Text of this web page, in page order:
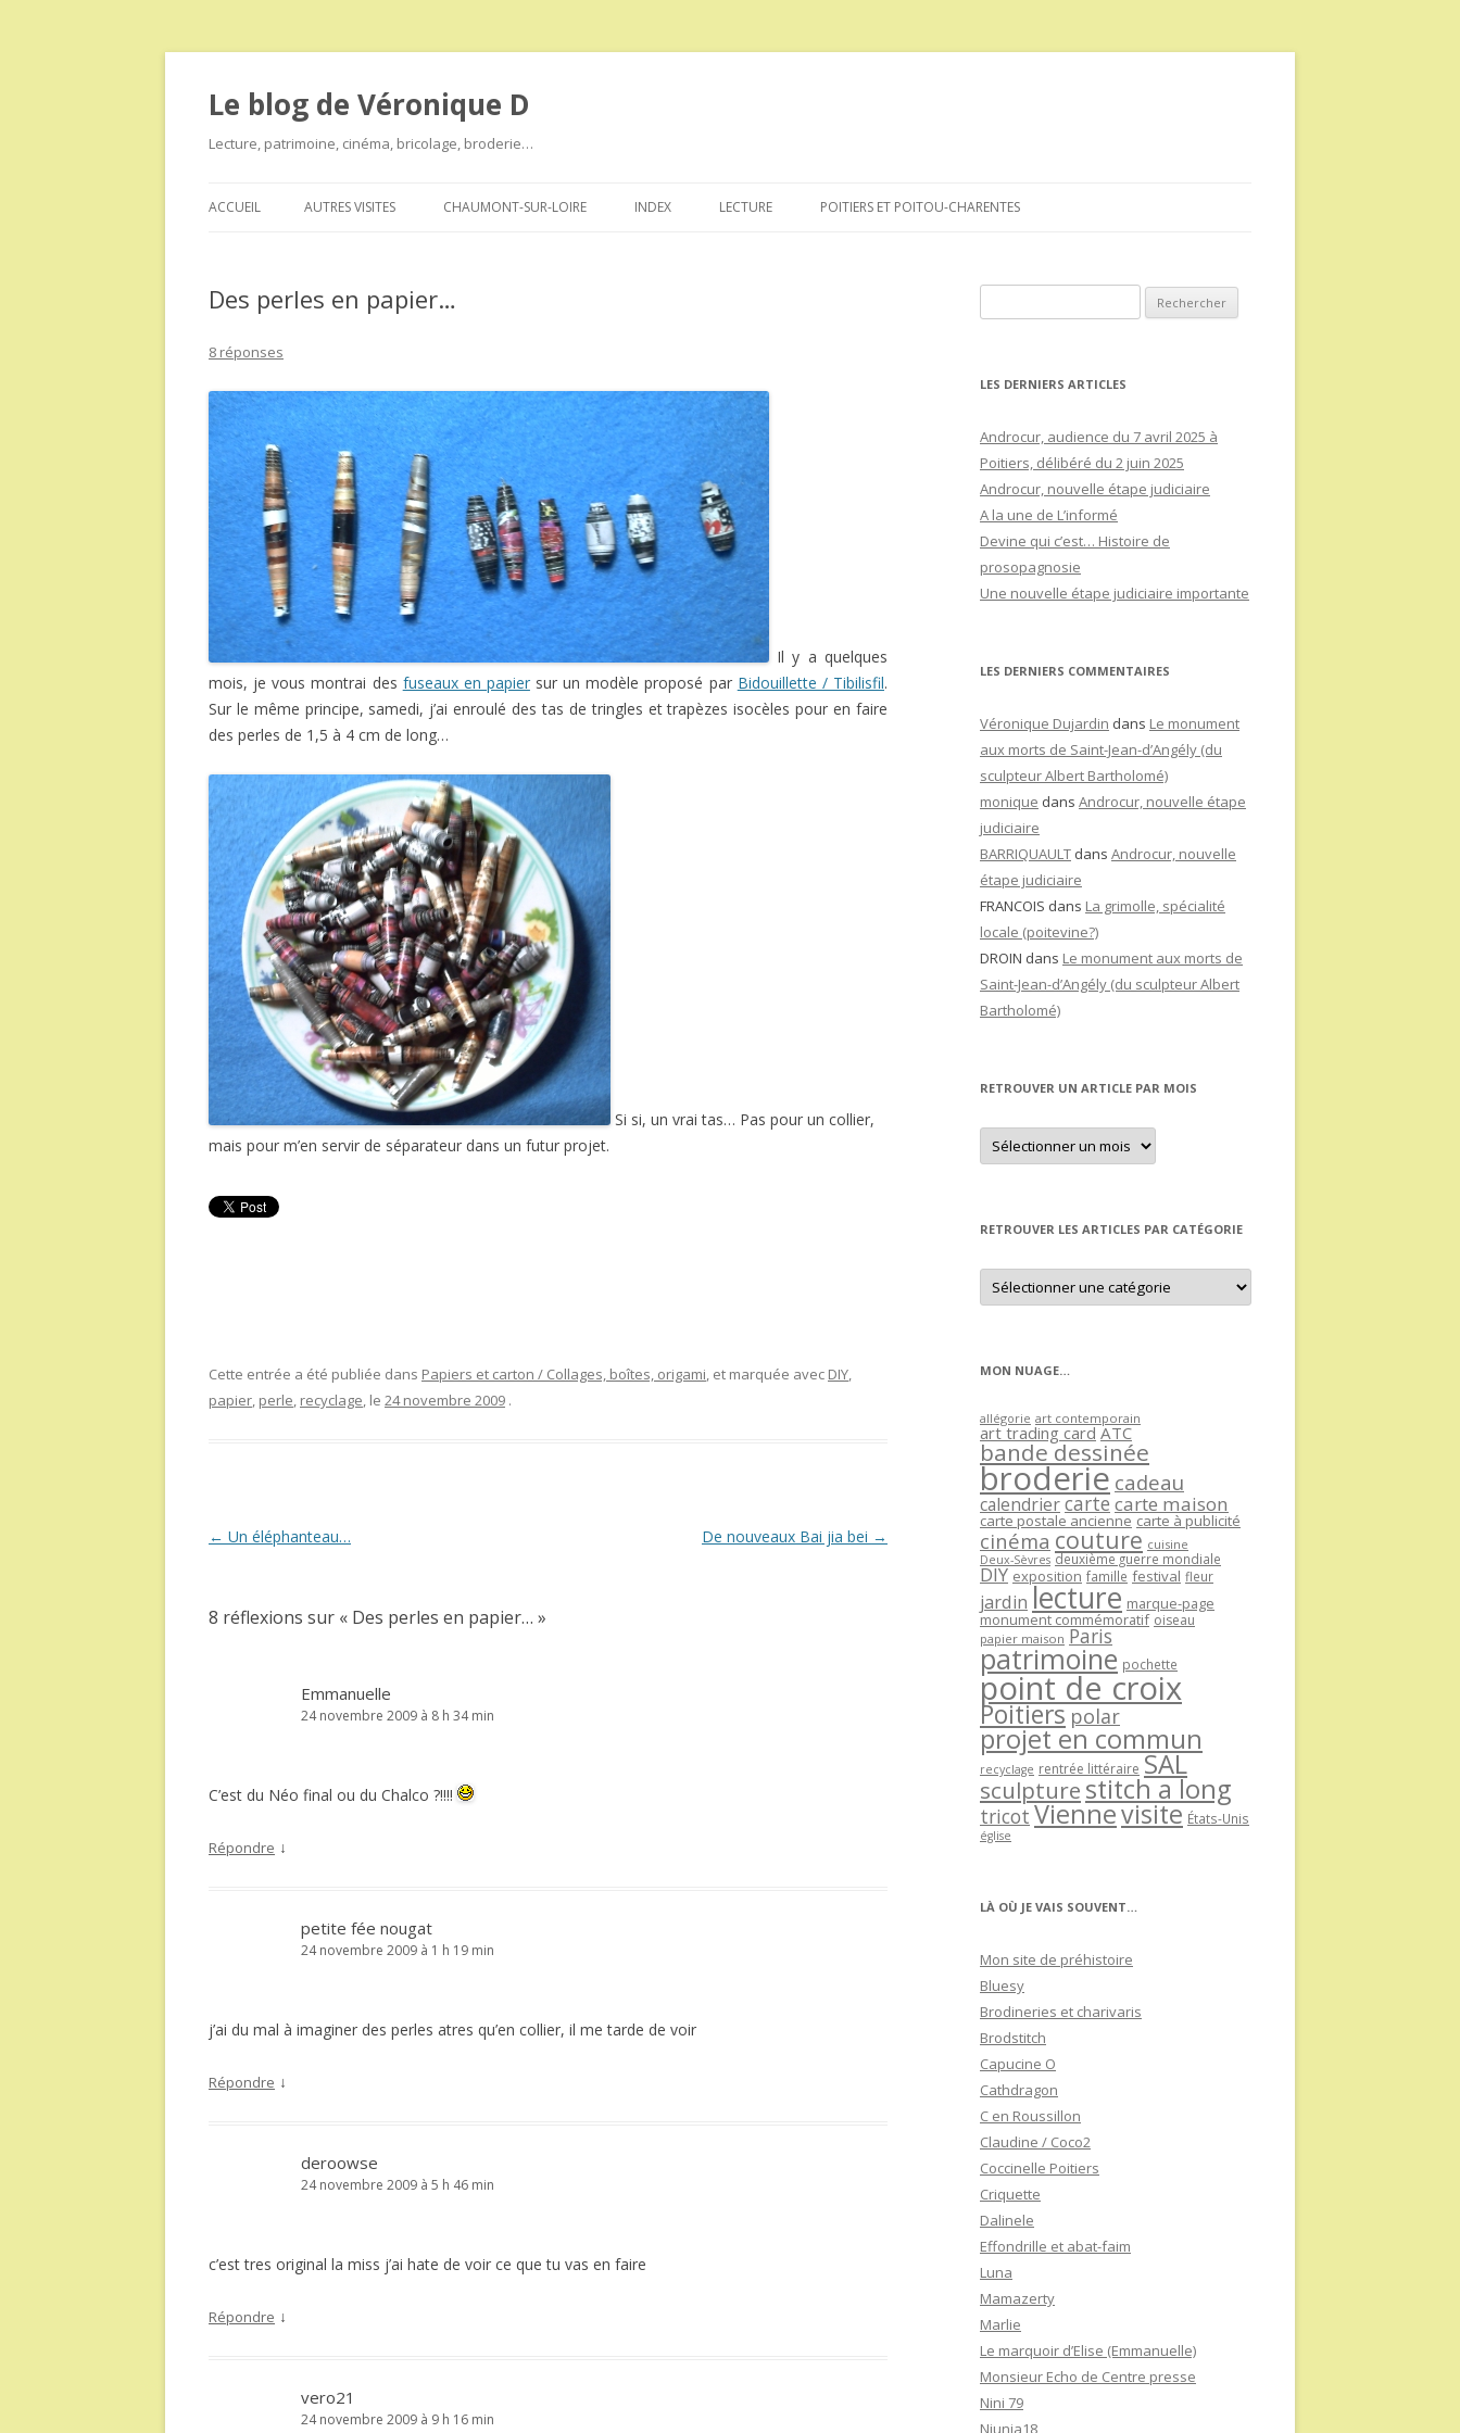
Le blog de Véronique D
Lecture, patrimoine, cinéma, bricolage, broderie…
au
ACCUEIL AUTRES VISITES CHAUMONT-SUR-LOIRE INDEX LECTURE POITIERS ET POITOU-CHARENTES
Des perles en papier…
8 réponses
Il y a quelques
mois, je vous montrai des fuseaux en papiersur un modèle proposé par Bidouillette / Tibilisfil.
Sur le même principe, samedi, j’ai enroulé des tas de tringles et trapèzes isocèles pour en faire
des perles de 1,5 à 4 cm de long…
Si si, un vrai tas… Pas pour un collier,
mais pour m’en servir de séparateur dans un futur projet.
Cette entrée a été publiée dans Papiers et carton / Collages, boîtes, origami, et marquée avec DIY,
papier, perle, recyclage, le 24 novembre 2009 .
Navigation
← Un éléphanteau… De nouveaux Bai jia bei →
8 réflexions sur « Des perles en papier… »
Emmanuelle
24 novembre 2009 à 8 h 34 min
C’est du Néo final ou du Chalco ?!!!!
Répondre ↓
petite fée nougat
24 novembre 2009 à 1 h 19 min
j’ai du mal à imaginer des perles atres qu’en collier, il me tarde de voir
Répondre ↓
deroowse
24 novembre 2009 à 5 h 46 min
c’est tres original la miss j’ai hate de voir ce que tu vas en faire
Répondre ↓
vero21
24 novembre 2009 à 9 h 16 min
LES DERNIERS ARTICLES
Androcur, audience du 7 avril 2025 à
Poitiers, délibéré du 2 juin 2025
Androcur, nouvelle étape judiciaire
A la une de L’informé
Devine qui c’est… Histoire de
prosopagnosie
Une nouvelle étape judiciaire importante
LES DERNIERS COMMENTAIRES
Véronique Dujardin dans Le monument
aux morts de Saint-Jean-d’Angély (du
sculpteur Albert Bartholomé)
monique dans Androcur, nouvelle étape
judiciaire
BARRIQUAULT dans Androcur, nouvelle
étape judiciaire
FRANCOIS dans La grimolle, spécialité
locale (poitevine?)
DROIN dans Le monument aux morts de
Saint-Jean-d’Angély (du sculpteur Albert
Bartholomé)
RETROUVER UN ARTICLE PAR MOIS
Retrouver
un
article
RETROUVER LES ARTICLES PAR CATÉGORIE
Retrouver
les
articles
MON NUAGE…
allégorie art contemporain
art trading card ATC
bande dessinée
broderie cadeau
calendriercartecarte maison
carte postale ancienne carte à publicité
cinéma couture cuisine
Deux-Sèvres deuxième guerre mondiale
DIY exposition famille festival fleur
jardin lecture marque-page
monument commémoratif oiseau
papier maison Paris
patrimoine pochette
point de croix
Poitiers polar
projet en commun
recyclage rentrée littéraire SAL
sculpture stitch a long
tricot Viennevisite États-Unis
église
LÀ OÙ JE VAIS SOUVENT…
Mon site de préhistoire
Bluesy
Brodineries et charivaris
Brodstitch
Capucine O
Cathdragon
C en Roussillon
Claudine / Coco2
Coccinelle Poitiers
Criquette
Dalinele
Effondrille et abat-faim
Luna
Mamazerty
Marlie
Le marquoir d’Elise (Emmanuelle)
Monsieur Echo de Centre presse
Nini 79
Niunia18